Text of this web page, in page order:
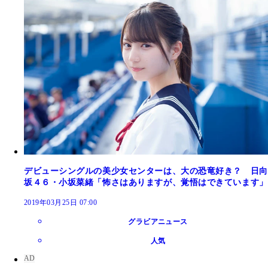
デビューシングルの美少女センターは、大の恐竜好き？ 日向
坂４６・小坂菜緒「怖さはありますが、覚悟はできています」
2019年03月25日 07:00
グラビアニュース
人気